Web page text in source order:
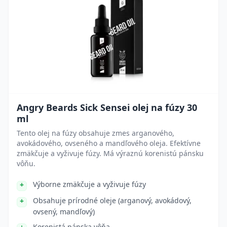
Angry Beards Sick Sensei olej na fúzy 30
ml
Tento olej na fúzy obsahuje zmes arganového,
avokádového, ovseného a mandľového oleja. Efektívne
zmäkčuje a vyživuje fúzy. Má výraznú korenistú pánsku
vôňu.
Výborne zmäkčuje a vyživuje fúzy
Obsahuje prírodné oleje (arganový, avokádový,
ovsený, mandľový)